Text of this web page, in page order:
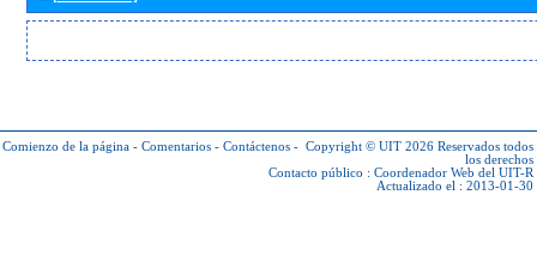
Comienzo de la página - Comentarios - Contáctenos - Copyright © UIT 2026 Reservados todos
los derechos
Contacto público : Coordenador Web del UIT-R
Actualizado el : 2013-01-30